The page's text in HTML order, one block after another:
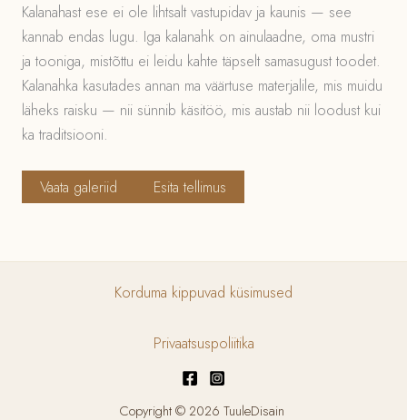
Kalanahast ese ei ole lihtsalt vastupidav ja kaunis — see
kannab endas lugu. Iga kalanahk on ainulaadne, oma mustri
ja tooniga, mistõttu ei leidu kahte täpselt samasugust toodet.
Kalanahka kasutades annan ma väärtuse materjalile, mis muidu
läheks raisku — nii sünnib käsitöö, mis austab nii loodust kui
ka traditsiooni.
Vaata galeriid Esita tellimus
Korduma kippuvad küsimused
Privaatsuspoliitika
Copyright © 2026 TuuleDisain